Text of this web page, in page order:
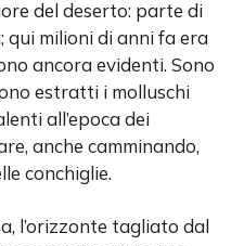
del deserto: parte di
qui milioni di anni fa era
ancora evidenti. Sono
estratti i molluschi
all’epoca dei
anche camminando,
conchiglie.
l’orizzonte tagliato dal